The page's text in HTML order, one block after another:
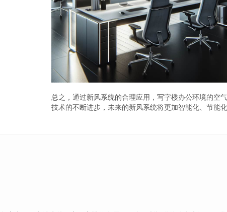
总之，通过新风系统的合理应用，写字楼办公环境的空
技术的不断进步，未来的新风系统将更加智能化、节能